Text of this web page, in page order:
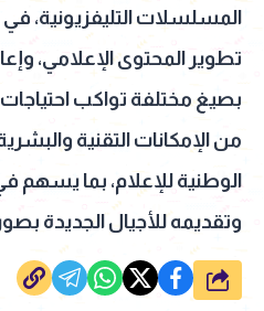
المسلسلات التليفزيونية،
تطوير المحتوى الإعلامي،
بصيغ مختلفة تواكب
من الإمكانات التقنية
الوطنية للإعلام، بما يسهم في
وتقديمه للأجيال الجديدة
شارك